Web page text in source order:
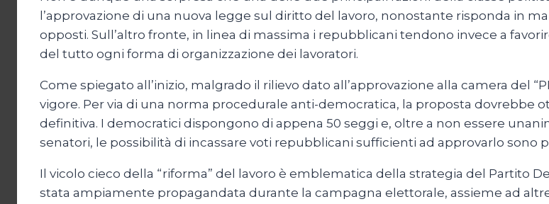
l’approvazione di una nuova legge sul diritto del lavoro, nonostante risponda in
opposti. Sull’altro fronte, in linea di massima i repubblicani tendono invece a
del tutto ogni forma di organizzazione dei lavoratori.
Come spiegato all’inizio, malgrado il rilievo dato all’approvazione alla camera del
vigore. Per via di una norma procedurale anti-democratica, la proposta dovrebbe
definitiva. I democratici dispongono di appena 50 seggi e, oltre a non essere
senatori, le possibilità di incassare voti repubblicani sufficienti ad approvarlo sono
Il vicolo cieco della “riforma” del lavoro è emblematica della strategia del Partito
stata ampiamente propagandata durante la campagna elettorale, assieme ad